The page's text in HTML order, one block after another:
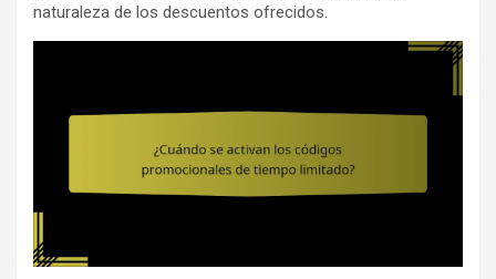
naturaleza de los descuentos ofrecidos.